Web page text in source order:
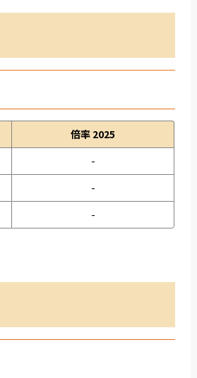
倍率 2025
-
-
-